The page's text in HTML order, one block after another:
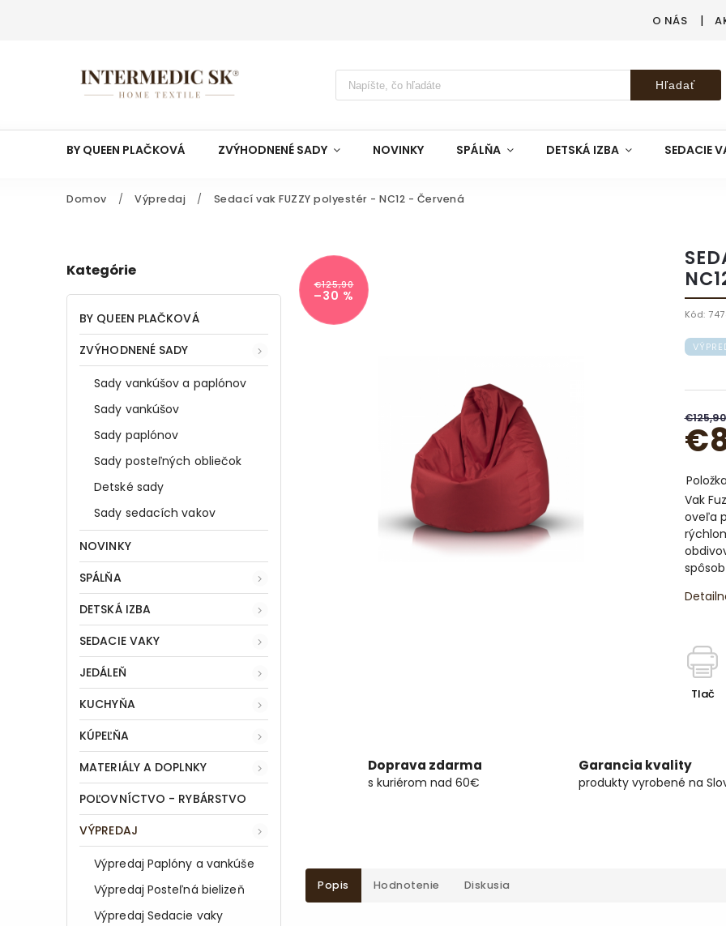
O NÁS
Hľadať
BY QUEEN PLAČKOVÁ ZVÝHODNENÉ SADY NOVINKY SPÁLŇA DETSKÁ IZBA SEDACIE
Domov / Výpredaj / Sedací vak FUZZY polyestér - NC12 - Červená
Kategórie
BY QUEEN PLAČKOVÁ
ZVÝHODNENÉ SADY
Sady vankúšov a paplónov
Sady vankúšov
Sady paplónov
Sady posteľných obliečok
Detské sady
Sady sedacích vakov
NOVINKY
SPÁLŇA
DETSKÁ IZBA
SEDACIE VAKY
JEDÁLEŇ
KUCHYŇA
KÚPEĽŇA
MATERIÁLY A DOPLNKY
POĽOVNÍCTVO - RYBÁRSTVO
VÝPREDAJ
Výpredaj Paplóny a vankúše
Výpredaj Posteľná bielizeň
Výpredaj Sedacie vaky
€125,90
–30 %
Kód:
€125,90
Vak
oveľa
Tlač
Doprava zdarma
s kuriérom nad 60€
Garancia kvality
produkty vyrobené na
Popis Hodnotenie Diskusia